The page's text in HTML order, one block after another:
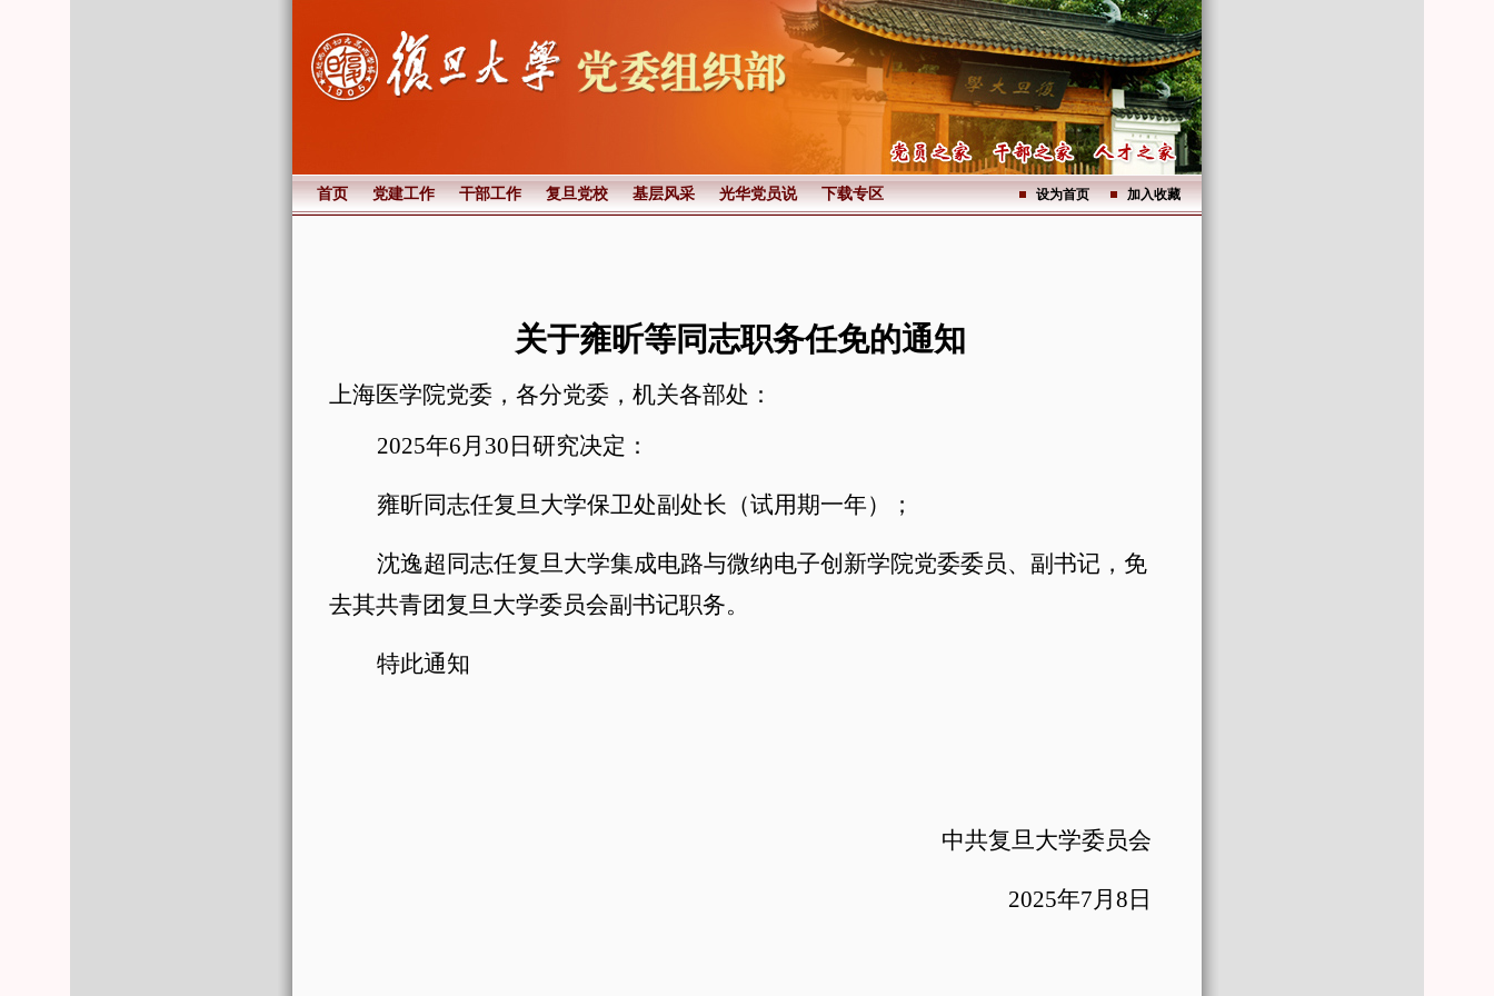
首页 党建工作 干部工作 复旦党校 基层风采 光华党员说 下载专区 设为首页 加入收藏
关于雍昕等同志职务任免的通知
上海医学院党委，各分党委，机关各部处 ：
2025年6月 30 日研究决定：
雍昕同志任复旦大学保卫处副处长（试用期一年）；
沈逸超同志任复旦大学集成电路与微纳电子创新学院党委委员、副书记，免
去其共青团复旦大学委员会副书记职务。
特此通知
中共复旦大学委员会
2025年7月 8 日